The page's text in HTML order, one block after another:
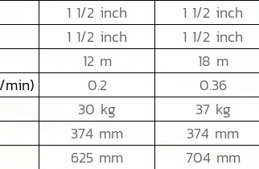
1 1/2 inch 1 1/2 inch
1 1/2 inch 1 1/2 inch
12 m 18 m
/min) 0.2 0.36
30 kg 37 kg
374 mm 374 mm
625 mm 704 mm